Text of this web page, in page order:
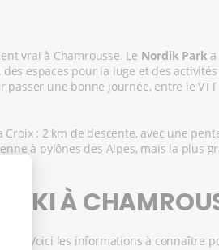
vrai à Chamrousse. Le Nordik Parka
, des espaces pour la luge et des
passer une bonne journée, entre le
: 2 km de descente, avec une
à pylônes des Alpes, mais la plus
SKI À
? Voici les informations à connaître